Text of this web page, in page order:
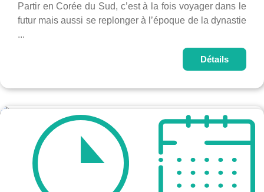
Partir en Corée du Sud, c’est à la fois voyager dans le
futur mais aussi se replonger à l’époque de la dynastie
...
Détails